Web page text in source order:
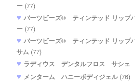
ー (77)
バーツビーズ® ティンテッド リップ
ー (77)
バーツビーズ® ティンテッド リップ
サム (77)
ラディウス デンタルフロス サシェ
メンターム ハニーボディジェル(76)